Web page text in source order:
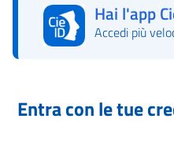
Hai l'app
Accedi più
Entra con le tue